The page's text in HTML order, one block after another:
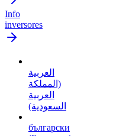
Info
inversores
العربية
(المملكة
العربية
السعودية)
български